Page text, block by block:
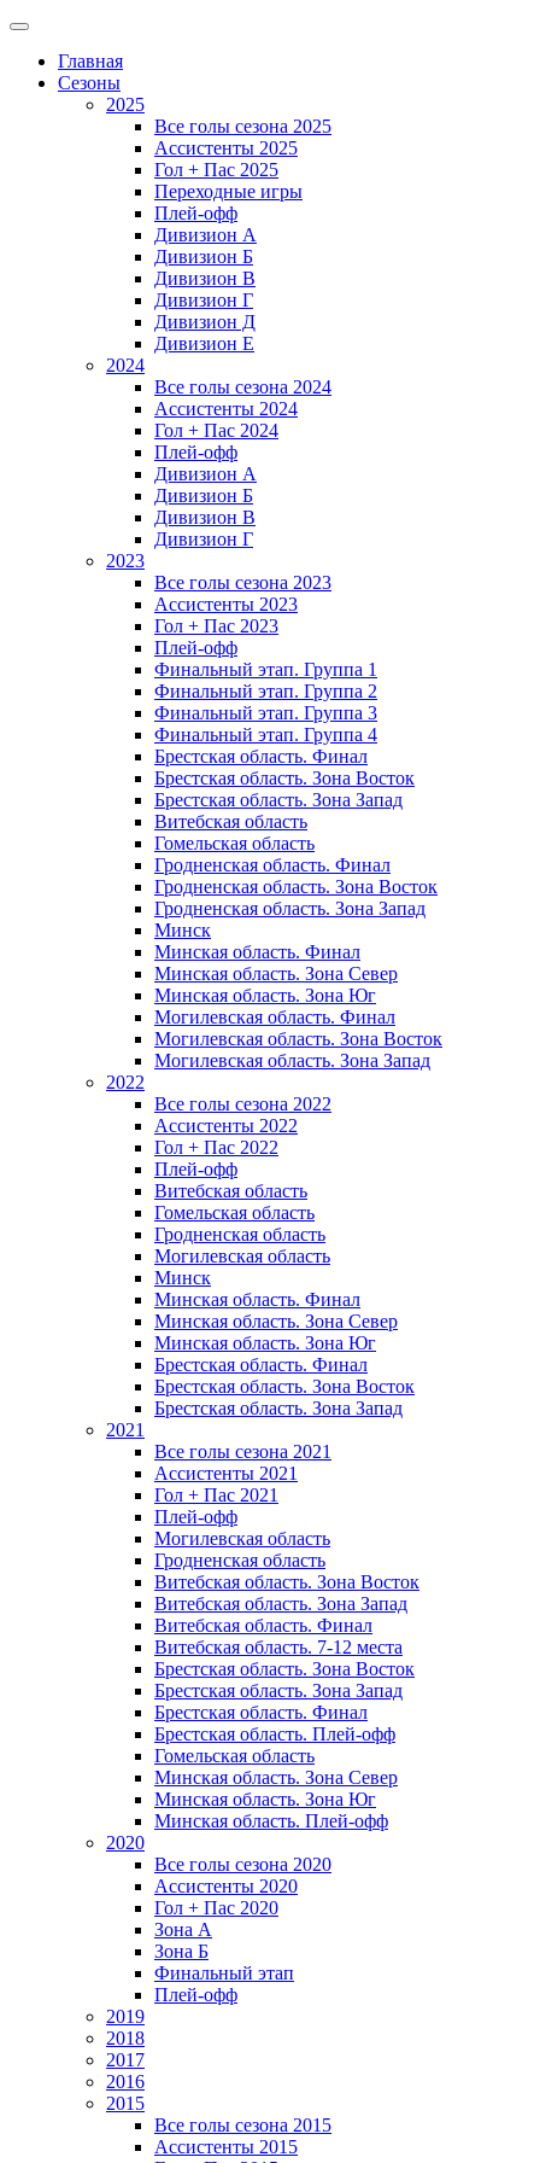
Главная
Сезоны
2025
Все голы сезона 2025
Ассистенты 2025
Гол + Пас 2025
Переходные игры
Плей-офф
Дивизион A
Дивизион Б
Дивизион В
Дивизион Г
Дивизион Д
Дивизион Е
2024
Все голы сезона 2024
Ассистенты 2024
Гол + Пас 2024
Плей-офф
Дивизион A
Дивизион Б
Дивизион В
Дивизион Г
2023
Все голы сезона 2023
Ассистенты 2023
Гол + Пас 2023
Плей-офф
Финальный этап. Группа 1
Финальный этап. Группа 2
Финальный этап. Группа 3
Финальный этап. Группа 4
Брестская область. Финал
Брестская область. Зона Восток
Брестская область. Зона Запад
Витебская область
Гомельская область
Гродненская область. Финал
Гродненская область. Зона Восток
Гродненская область. Зона Запад
Минск
Минская область. Финал
Минская область. Зона Север
Минская область. Зона Юг
Могилевская область. Финал
Могилевская область. Зона Восток
Могилевская область. Зона Запад
2022
Все голы сезона 2022
Ассистенты 2022
Гол + Пас 2022
Плей-офф
Витебская область
Гомельская область
Гродненская область
Могилевская область
Минск
Mинская область. Финал
Минская область. Зона Север
Минская область. Зона Юг
Брестская область. Финал
Брестская область. Зона Восток
Брестская область. Зона Запад
2021
Все голы сезона 2021
Ассистенты 2021
Гол + Пас 2021
Плей-офф
Могилевская область
Гродненская область
Витебская область. Зона Восток
Витебская область. Зона Запад
Витебская область. Финал
Витебская область. 7-12 места
Брестская область. Зона Восток
Брестская область. Зона Запад
Брестская область. Финал
Брестская область. Плей-офф
Гомельская область
Минская область. Зона Север
Минская область. Зона Юг
Минская область. Плей-офф
2020
Все голы сезона 2020
Ассистенты 2020
Гол + Пас 2020
Зона А
Зона Б
Финальный этап
Плей-офф
2019
2018
2017
2016
2015
Все голы сезона 2015
Ассистенты 2015